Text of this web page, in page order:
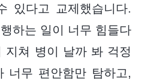
있다고 교제했습니다.
하는 일이 너무 힘들다
지쳐 병이 날까 봐 걱정
너무 편안함만 탐하고,